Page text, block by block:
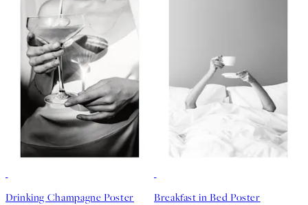
Drinking Champagne Poster Breakfast in Bed Poster